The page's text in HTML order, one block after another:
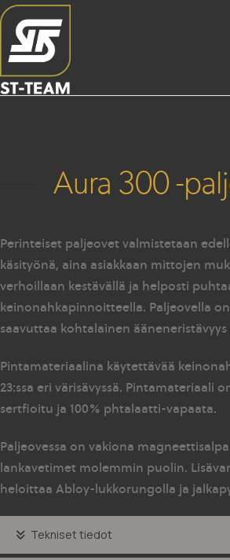
Aura 300 -
Perinteiset paljeovet valmistetaan
käsityönä, aina asiakkaan mittojen
verhoillaan kestävällä ja helposti
keinonahkapinnoitteella. Paljeovella
saavuttaa kohtalainen
Pintamateriaalina käytettävää
23:ssa eri värisävyssä. Pintamateriaali
sertfioitu ja 100% phtalaatti-vapaata.
Paljeovessa on vakiona
lankavetimet molemmin puolin.
heloittaa Abloy-lukkorungolla ja
Tekniset tiedot